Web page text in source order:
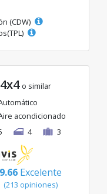
(CDW)
o similar
acondicionado
4 3
9.66 Excelente
(213 opiniones)